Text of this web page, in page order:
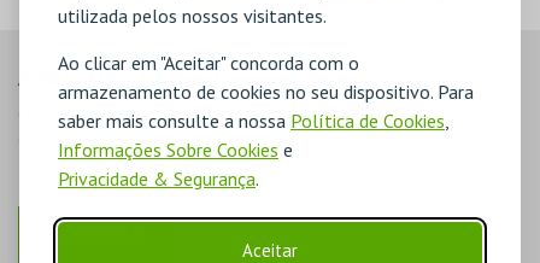
utilizada pelos nossos visitantes.
Ao clicar em "Aceitar" concorda com o
armazenamento de cookies no seu dispositivo. Para
saber mais consulte a nossa Política de Cookies,
Informações Sobre Cookies e
Privacidade & Segurança.
Aceitar
AINDA NÃO ESTOU REGISTADO
O registo na plataforma BOL permite-lhe acompanhar as suas
compras na área de cliente.
REGISTAR